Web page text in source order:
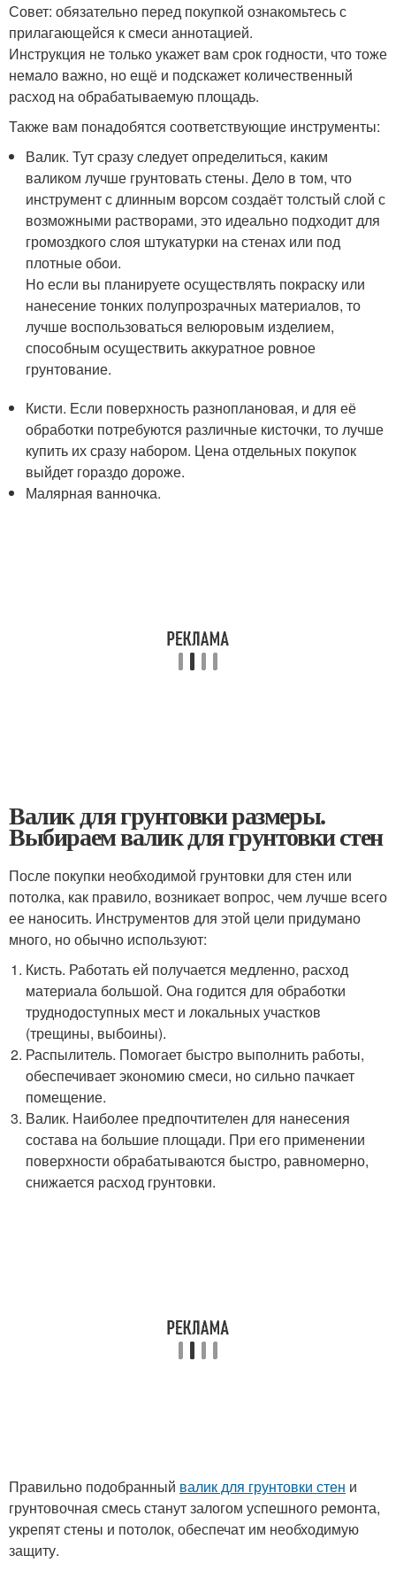
Совет: обязательно перед покупкой ознакомьтесь с
прилагающейся к смеси аннотацией.
Инструкция не только укажет вам срок годности, что тоже
немало важно, но ещё и подскажет количественный
расход на обрабатываемую площадь.
Также вам понадобятся соответствующие инструменты:
Валик. Тут сразу следует определиться, каким
валиком лучше грунтовать стены. Дело в том, что
инструмент с длинным ворсом создаёт толстый слой с
возможными растворами, это идеально подходит для
громоздкого слоя штукатурки на стенах или под
плотные обои.
Но если вы планируете осуществлять покраску или
нанесение тонких полупрозрачных материалов, то
лучше воспользоваться велюровым изделием,
способным осуществить аккуратное ровное
грунтование.
Кисти. Если поверхность разноплановая, и для её
обработки потребуются различные кисточки, то лучше
купить их сразу набором. Цена отдельных покупок
выйдет гораздо дороже.
Малярная ванночка.
Валик для грунтовки размеры.
Выбираем валик для грунтовки стен
После покупки необходимой грунтовки для стен или
потолка, как правило, возникает вопрос, чем лучше всего
ее наносить. Инструментов для этой цели придумано
много, но обычно используют:
Кисть. Работать ей получается медленно, расход
материала большой. Она годится для обработки
труднодоступных мест и локальных участков
(трещины, выбоины).
Распылитель. Помогает быстро выполнить работы,
обеспечивает экономию смеси, но сильно пачкает
помещение.
Валик. Наиболее предпочтителен для нанесения
состава на большие площади. При его применении
поверхности обрабатываются быстро, равномерно,
снижается расход грунтовки.
Правильно подобранный валик для грунтовки стен и
грунтовочная смесь станут залогом успешного ремонта,
укрепят стены и потолок, обеспечат им необходимую
защиту.